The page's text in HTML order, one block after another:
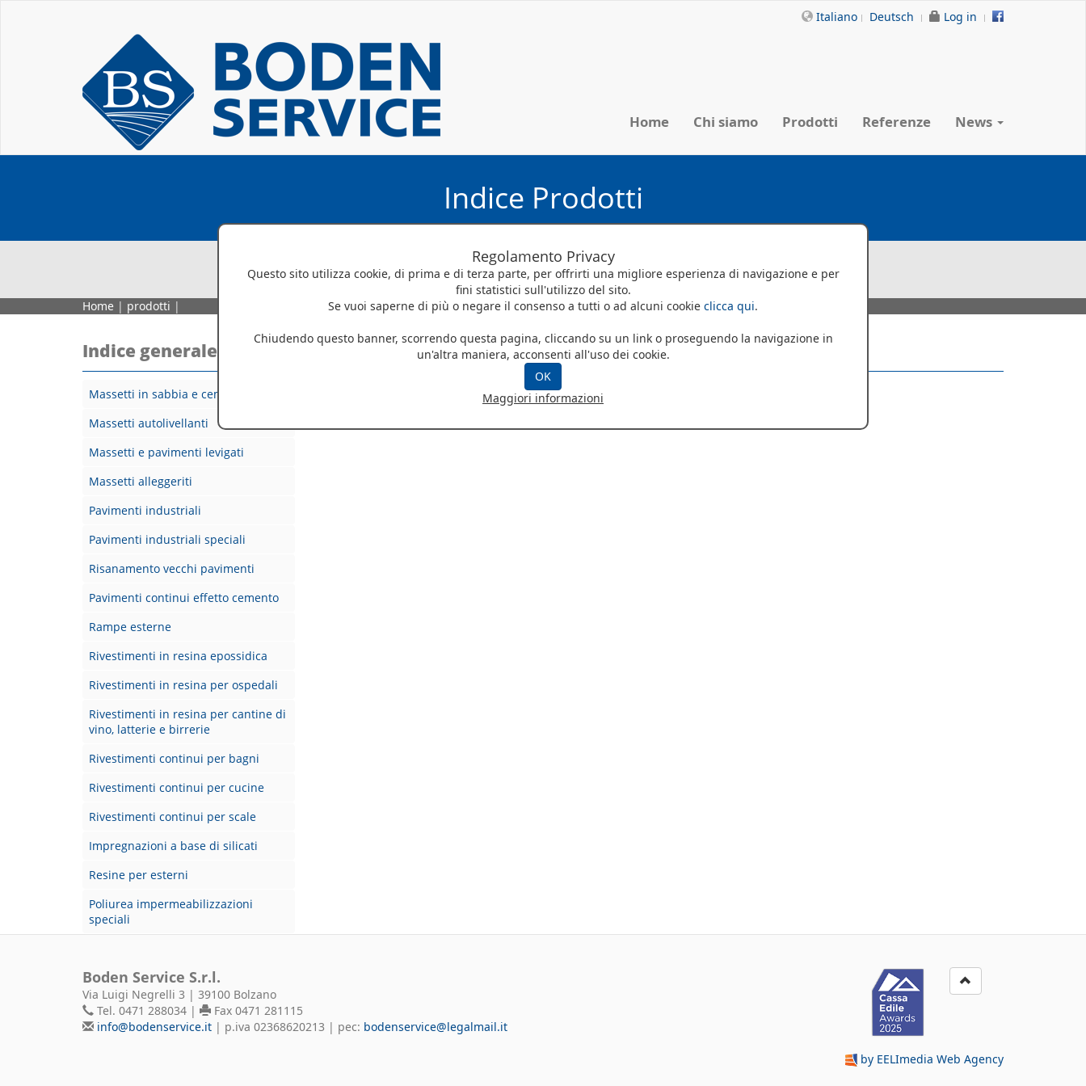
Regolamento Privacy
Questo sito utilizza cookie, di prima e di terza parte, per offrirti una migliore esperienza di navigazione e per
fini statistici sull'utilizzo del sito.
Se vuoi saperne di più o negare il consenso a tutti o ad alcuni cookie clicca qui.
Chiudendo questo banner, scorrendo questa pagina, cliccando su un link o proseguendo la navigazione in
un'altra maniera, acconsenti all'uso dei cookie.
OK
Maggiori informazioni
Italiano Deutsch Log in
Home Chi siamo Prodotti Referenze News
Indice Prodotti
Home | prodotti |
Indice generale
Massetti in sabbia e cemento
Massetti autolivellanti
Massetti e pavimenti levigati
Massetti alleggeriti
Pavimenti industriali
Pavimenti industriali speciali
Risanamento vecchi pavimenti
Pavimenti continui effetto cemento
Rampe esterne
Rivestimenti in resina epossidica
Rivestimenti in resina per ospedali
Rivestimenti in resina per cantine di
vino, latterie e birrerie
Rivestimenti continui per bagni
Rivestimenti continui per cucine
Rivestimenti continui per scale
Impregnazioni a base di silicati
Resine per esterni
Poliurea impermeabilizzazioni
speciali
Indice prodotti Indice Prodotti
Selezionare una categoria dalla lista a sinistra
Boden Service S.r.l.
Via Luigi Negrelli 3 | 39100 Bolzano
Tel. 0471 288034 |
Fax 0471 281115
info@bodenservice.it | p.iva 02368620213 | pec: bodenservice@legalmail.it
by EELImedia Web Agency